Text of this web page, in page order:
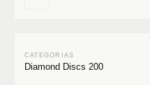
Diamond Discs 200